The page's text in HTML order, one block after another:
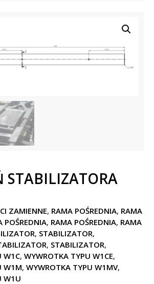
STABILIZATORA
ZAMIENNE, RAMA POŚREDNIA, RAMA
POŚREDNIA, RAMA POŚREDNIA, RAMA
, STABILIZATOR,
, STABILIZATOR,
W1C, WYWROTKA TYPU W1CE,
W1M, WYWROTKA TYPU W1MV,
W1U